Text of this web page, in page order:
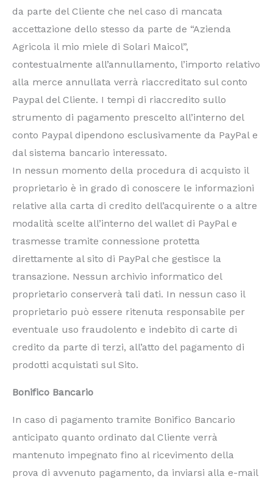
da parte del Cliente che nel caso di mancata
accettazione dello stesso da parte de “Azienda
Agricola il mio miele di Solari Maicol”,
contestualmente all’annullamento, l’importo relativo
alla merce annullata verrà riaccreditato sul conto
Paypal del Cliente. I tempi di riaccredito sullo
strumento di pagamento prescelto all’interno del
conto Paypal dipendono esclusivamente da PayPal e
dal sistema bancario interessato.
In nessun momento della procedura di acquisto il
proprietario è in grado di conoscere le informazioni
relative alla carta di credito dell’acquirente o a altre
modalità scelte all’interno del wallet di PayPal e
trasmesse tramite connessione protetta
direttamente al sito di PayPal che gestisce la
transazione. Nessun archivio informatico del
proprietario conserverà tali dati. In nessun caso il
proprietario può essere ritenuta responsabile per
eventuale uso fraudolento e indebito di carte di
credito da parte di terzi, all’atto del pagamento di
prodotti acquistati sul Sito.
Bonifico Bancario
In caso di pagamento tramite Bonifico Bancario
anticipato quanto ordinato dal Cliente verrà
mantenuto impegnato fino al ricevimento della
prova di avvenuto pagamento, da inviarsi alla e-mail